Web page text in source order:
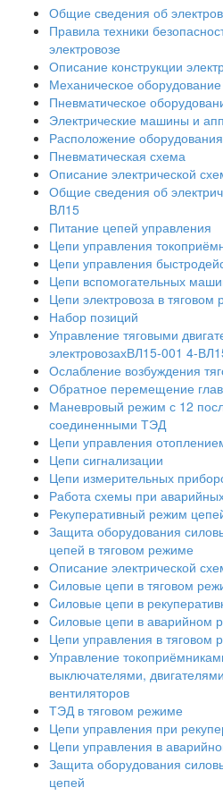
Общие сведения об
Правила техники
электровозе
Описание конструкции
Механическое оборудование
Пневматическое
Электрические машины и
Расположение
Пневматическая схема
Описание электрической
Общие сведения об
BЛ15
Питание цепей управления
Цепи управления
Цепи управления
Цепи вспомогательных
Цепи электровоза в тяговом
Набор позиций
Управление тяговыми
электровозахВЛ15-001 4-
Ослабление возбуждения
Обратное перемещение
Маневровый режим с 12
соединенными ТЭД
Цепи управления
Цепи сигнализации
Цепи измерительных
Работа схемы при
Рекуперативный режим
Защита оборудования
цепей в тяговом режиме
Описание электрической
Cиловые цепи в тяговом
Cиловые цепи в
Cиловые цепи в аварийном
Цепи управления в тяговом
Управление
выключателями,
вентиляторов
ТЭД в тяговом режиме
Цепи управления при
Цепи управления в
Защита оборудования
цепей